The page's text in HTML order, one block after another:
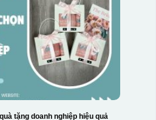
tặng doanh nghiệp hiệu quả